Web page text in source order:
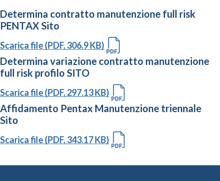
Determina contratto manutenzione full risk
PENTAX Sito
Scarica file (PDF, 306.9 KB)
Determina variazione contratto manutenzione
full risk profilo SITO
Scarica file (PDF, 297.13 KB)
Affidamento Pentax Manutenzione triennale
Sito
Scarica file (PDF, 343.17 KB)